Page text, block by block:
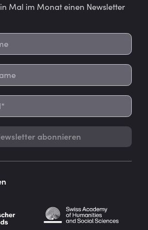
Mal im Monat einen Newsletter
abonnieren